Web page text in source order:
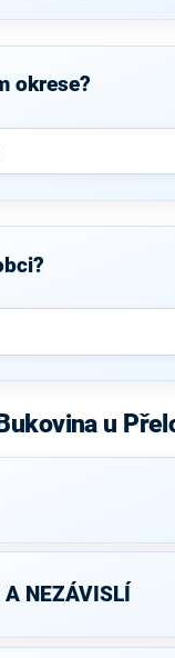
okrese?
u
A NEZÁVISLÍ